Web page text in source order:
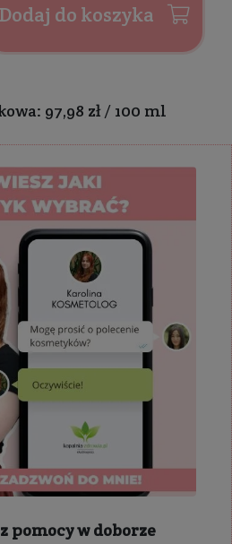
Dodaj do koszyka
97,98 zł / 100 ml
pomocy w doborze